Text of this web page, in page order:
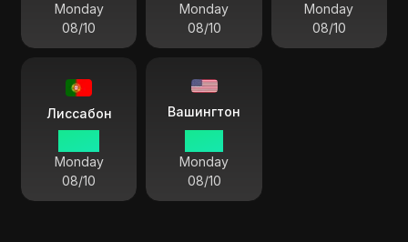
Monday
08/10
Monday
08/10
Monday
08/10
Лиссабон
Monday
08/10
Вашингтон
Monday
08/10